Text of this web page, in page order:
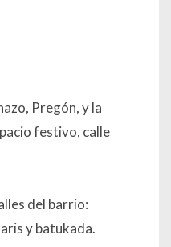
Pregón, y la
festivo, calle
del barrio:
y batukada.